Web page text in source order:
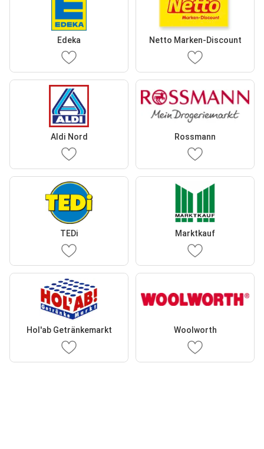
Edeka Netto Marken-Discount
Aldi Nord Rossmann
TEDi Marktkauf
Hol'ab Getränkemarkt Woolworth